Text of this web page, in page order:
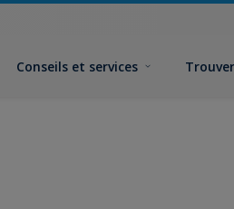
Conseils et services